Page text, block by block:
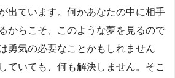
出ています。何かあなたの中に相手
からこそ、このような夢を見るので
勇気の必要なことかもしれません
ていても、何も解決しません。そこ